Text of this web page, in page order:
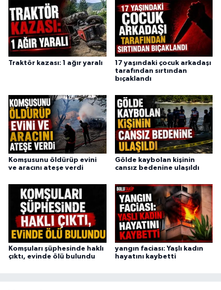
Traktör kazası: 1 ağır yaralı
17 yaşındaki çocuk arkadaşı
tarafından sırtından
bıçaklandı
Komşusunu öldürüp evini
ve aracını ateşe verdi
Gölde kaybolan kişinin
cansız bedenine ulaşıldı
Komşuları şüphesinde haklı
çıktı, evinde ölü bulundu
yangın faciası: Yaşlı kadın
hayatını kaybetti